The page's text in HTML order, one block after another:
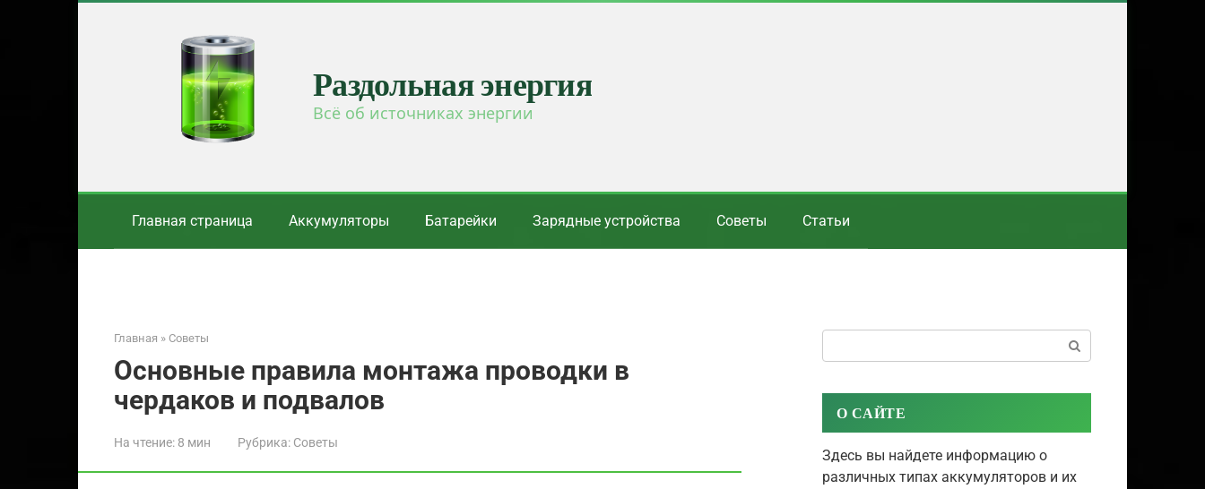
Раздольная энергия
Всё об источниках энергии
Главная страница Аккумуляторы Батарейки Зарядные устройства Советы Статьи
Главная » Советы
Основные правила монтажа проводки в
чердаков и подвалов
На чтение: 8 мин Рубрика: Советы
О САЙТЕ
Здесь вы найдете информацию о
различных типах аккумуляторов и их